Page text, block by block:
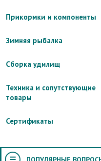
Прикормки и компоненты
Зимняя рыбалка
Сборка удилищ
Техника и сопутствующие
товары
Сертификаты